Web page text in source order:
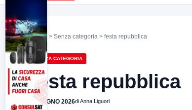
Home > Senza categoria > festa repubblica
SENZA CATEGORIA
festa repubblica
2 GIUGNO 2026di Anna Liguori